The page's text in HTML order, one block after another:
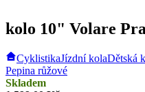
kolo 10" Volare
CyklistikaJízdní kolaDětská
Pepina růžové
Skladem